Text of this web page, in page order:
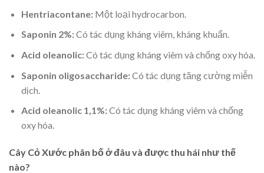
Hentriacontane:Một loại hydrocarbon.
Saponin 2%:Có tác dụng kháng viêm, kháng khuẩn.
Acid oleanolic:Có tác dụng kháng viêm và chống oxy hóa.
Saponin oligosaccharide:Có tác dụng tăng cường miễn
dịch.
Acid oleanolic 1,1%:Có tác dụng kháng viêm và chống
oxy hóa.
Cây Cỏ Xước phân bố ở đâu và được thu hái như thế
nào?